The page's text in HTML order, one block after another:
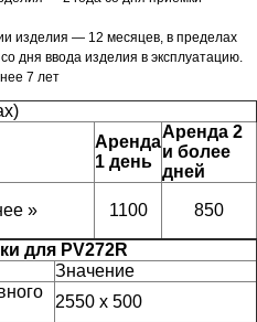
изделия — 12 месяцев, в пределах
дня ввода изделия в эксплуатацию.
7 лет
)
Аренда
1 день
Аренда 2
и более
дней
» 1100 850
для PV272R
Значение
2550 x 500